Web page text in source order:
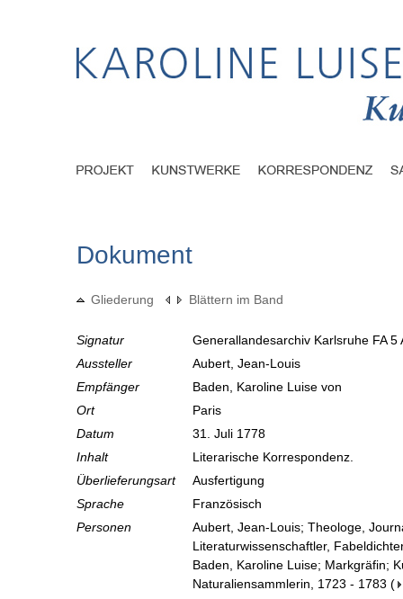
Dokument
Gliederung Blättern im Band
Signatur
Generallandesarchiv Karlsruhe FA
Aussteller
Aubert, Jean-Louis
Empfänger
Baden, Karoline Luise von
Ort
Paris
Datum
31. Juli 1778
Inhalt
Literarische Korrespondenz.
Überlieferungsart
Ausfertigung
Sprache
Französisch
Personen
Aubert, Jean-Louis; Theologe,
Literaturwissenschaftler,
Baden, Karoline Luise; Markgräfin;
Naturaliensammlerin, 1723 - 1783 (